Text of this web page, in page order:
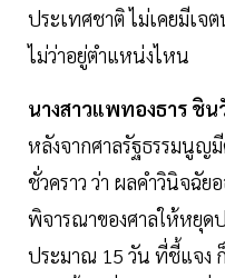
ประเทศชาติ ไม่เคยมีเจ
ไม่ว่าอยู่ตำแหน่งไหน
นางสาวแพทองธาร ชิน
หลังจากศาลรัฐธรรมนูญ
ชั่วคราว ว่า ผลคําวินิจฉั
พิจารณาของศาลให้หยุด
ประมาณ 15 วัน ที่ชี้แจง